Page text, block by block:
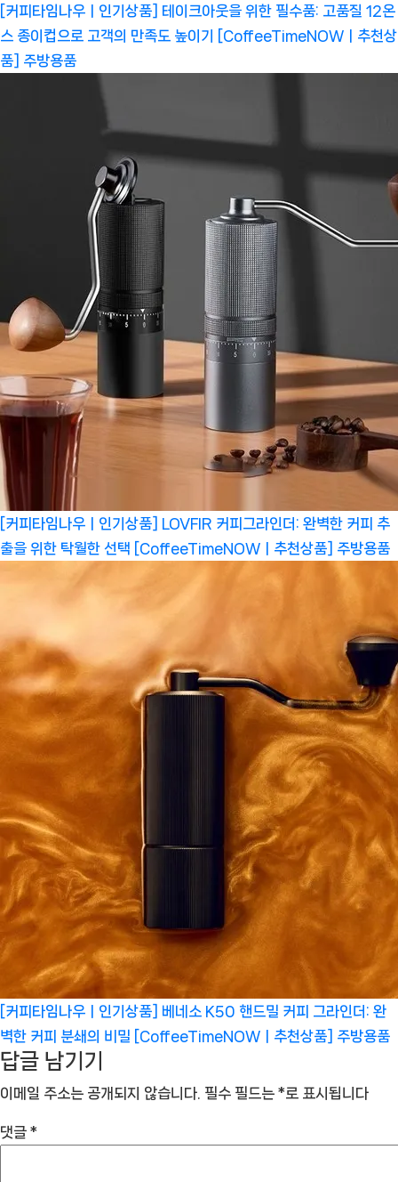
[커피타임나우ㅣ인기상품] 테이크아웃을 위한 필수품: 고품질 12온
스 종이컵으로 고객의 만족도 높이기 [CoffeeTimeNOWㅣ추천상
품]
주방용품
[커피타임나우ㅣ인기상품] LOVFIR 커피그라인더: 완벽한 커피 추
출을 위한 탁월한 선택 [CoffeeTimeNOWㅣ추천상품]
주방용품
[커피타임나우ㅣ인기상품] 베네소 K50 핸드밀 커피 그라인더: 완
벽한 커피 분쇄의 비밀 [CoffeeTimeNOWㅣ추천상품]
주방용품
답글 남기기
이메일 주소는 공개되지 않습니다. 필수 필드는 *로 표시됩니다
댓글 *